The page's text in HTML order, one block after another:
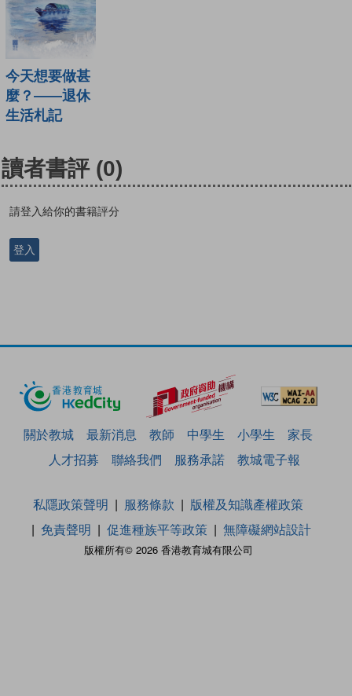
今天想要做甚
麼？——退休
生活札記
讀者書評 (0)
請登入給你的書籍評分
登入
關於教城 最新消息 教師 中學生 小學生
家長
人才招募
聯絡我們 服務承諾 教城電子報
版權所有© 2026 香港教育城有限公司
私隱政策聲明 服務條款
版權及知識產權政策
免責聲明
促進種族平等政策 無障礙網站設計